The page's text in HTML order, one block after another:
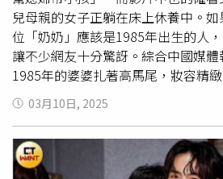
有經濟能力的她只好在無助時去依
兒有繼續求學的環境。」戲裡，璟宣
攝前，何宜珊特別拜託璟宣盡量打
我有拜託她真的打我。」璟宣坦言壓
常如果是我被打，絕對會要求對方
璟宣立刻關心何宜珊的臉是否疼痛
然原本沒預計要哭，但看到她跌坐
《寶島西米樂》6月23日晚間6點起
在緯來戲劇43頻道播出。璟宣在劇中
兒母親的女子正躺在床上休養中。
位「奶奶」應該是1985年出生的人
讓不少網友十分驚訝。綜合中國媒
1985年的婆婆扎著高馬尾，妝容精
「奶奶」的身份。影片中，這位「
子，從準備營養輔食、哄睡，到陪
著母愛，讓不少網友驚嘆「這哪是
甚至有人調侃「這顏值和狀態，就算
信！」由於中國法律明文規定，男生
03月10日, 2025